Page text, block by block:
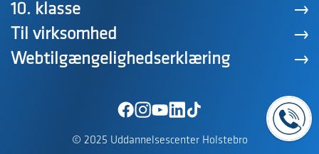
10. klasse
Til virksomhed
Webtilgængelighedserklæring
© 2025 Uddannelsescenter Holstebro